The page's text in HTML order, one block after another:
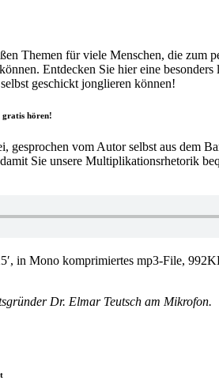
Themen für viele Menschen, die
Entdecken Sie hier eine
geschickt jonglieren können!
gratis hören!
gesprochen vom Autor selbst aus dem
Sie unsere Multiplikationsrhetorik
in Mono komprimiertes mp3-File,
Dr. Elmar Teutsch am Mikrofon.